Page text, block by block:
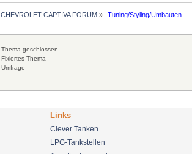
CHEVROLET CAPTIVA FORUM» Tuning/Styling/Umbauten
Thema geschlossen
Fixiertes Thema
Umfrage
Links
Clever Tanken
LPG-Tankstellen